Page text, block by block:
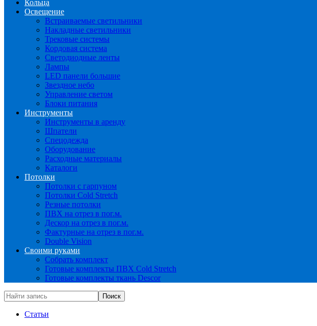
Кольца
Освещение
Встраиваемые светильники
Накладные светильники
Трековые системы
Кордовая система
Светодиодные ленты
Лампы
LED панели большие
Звездное небо
Управление светом
Блоки питания
Инструменты
Инструменты в аренду
Шпатели
Спецодежда
Оборудование
Расходные материалы
Каталоги
Потолки
Потолки с гарпуном
Потолки Cold Stretch
Резные потолки
ПВХ на отрез в пог.м.
Дескор на отрез в пог.м.
Фактурные на отрез в пог.м.
Double Vision
Своими руками
Собрать комплект
Готовые комплекты ПВХ Cold Stretch
Готовые комплекты ткань Descor
Статьи